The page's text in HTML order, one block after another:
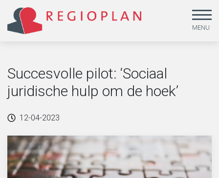
Gendergelijkheid, lhbtiq+ en emancipatie
Beleid uitvoeren
MVO & kwaliteit
MENU
Succesvolle pilot: ‘Sociaal
juridische hulp om de hoek’
12-04-2023